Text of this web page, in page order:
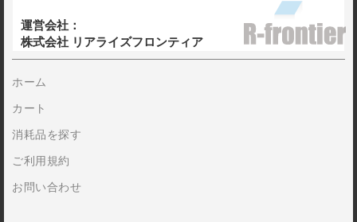
運営会社：
株式会社 リアライズフロンティア
ホーム
カート
消耗品を探す
ご利用規約
お問い合わせ